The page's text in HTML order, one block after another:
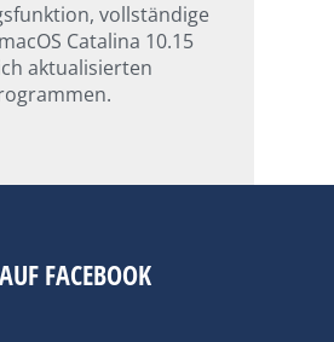
vollständige
Catalina 10.15
aktualisierten
FACEBOOK